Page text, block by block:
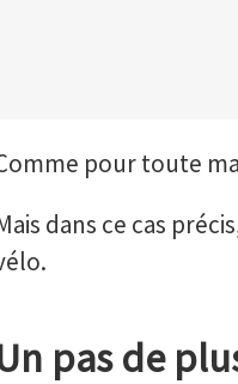
pour toute
dans ce cas
pas de